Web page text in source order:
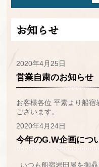
お知らせ
2020年4月25日
営業自粛のお知らせ
お客様各位 平素より船宿
ございます。
2020年4月24日
今年のG.W企画につ
いつも船宿岩田屋を御